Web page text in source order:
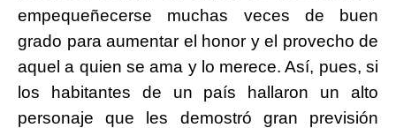
empequeñecerse muchas veces de buen
grado para aumentar el honor y el provecho de
aquel a quien se ama y lo merece. Así, pues, si
los habitantes de un país hallaron un alto
personaje que les demostró gran previsión